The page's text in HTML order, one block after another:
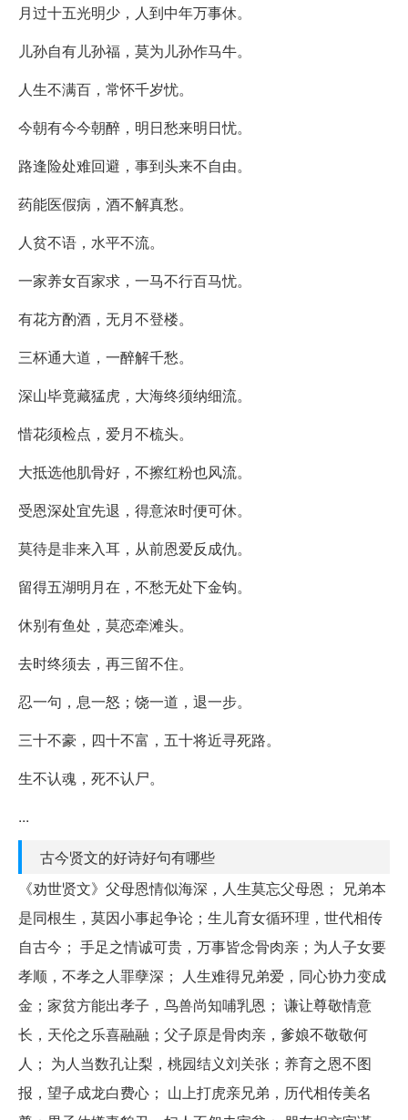
月过十五光明少，人到中年万事休。
儿孙自有儿孙福，莫为儿孙作马牛。
人生不满百，常怀千岁忧。
今朝有今今朝醉，明日愁来明日忧。
路逢险处难回避，事到头来不自由。
药能医假病，酒不解真愁。
人贫不语，水平不流。
一家养女百家求，一马不行百马忧。
有花方酌酒，无月不登楼。
三杯通大道，一醉解千愁。
深山毕竟藏猛虎，大海终须纳细流。
惜花须检点，爱月不梳头。
大抵选他肌骨好，不擦红粉也风流。
受恩深处宜先退，得意浓时便可休。
莫待是非来入耳，从前恩爱反成仇。
留得五湖明月在，不愁无处下金钩。
休别有鱼处，莫恋牵滩头。
去时终须去，再三留不住。
忍一句，息一怒；饶一道，退一步。
三十不豪，四十不富，五十将近寻死路。
生不认魂，死不认尸。
...
古今贤文的好诗好句有哪些
《劝世贤文》父母恩情似海深，人生莫忘父母恩； 兄弟本
是同根生，莫因小事起争论；生儿育女循环理，世代相传
自古今； 手足之情诚可贵，万事皆念骨肉亲；为人子女要
孝顺，不孝之人罪孽深； 人生难得兄弟爱，同心协力变成
金；家贫方能出孝子，鸟兽尚知哺乳恩； 谦让尊敬情意
长，天伦之乐喜融融；父子原是骨肉亲，爹娘不敬敬何
人； 为人当数孔让梨，桃园结义刘关张；养育之恩不图
报，望子成龙白费心； 山上打虎亲兄弟，历代相传美名